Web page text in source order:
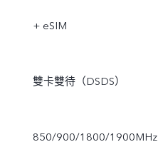
+ eSIM
雙卡雙待（DSDS）
850/900/1800/1900MHz